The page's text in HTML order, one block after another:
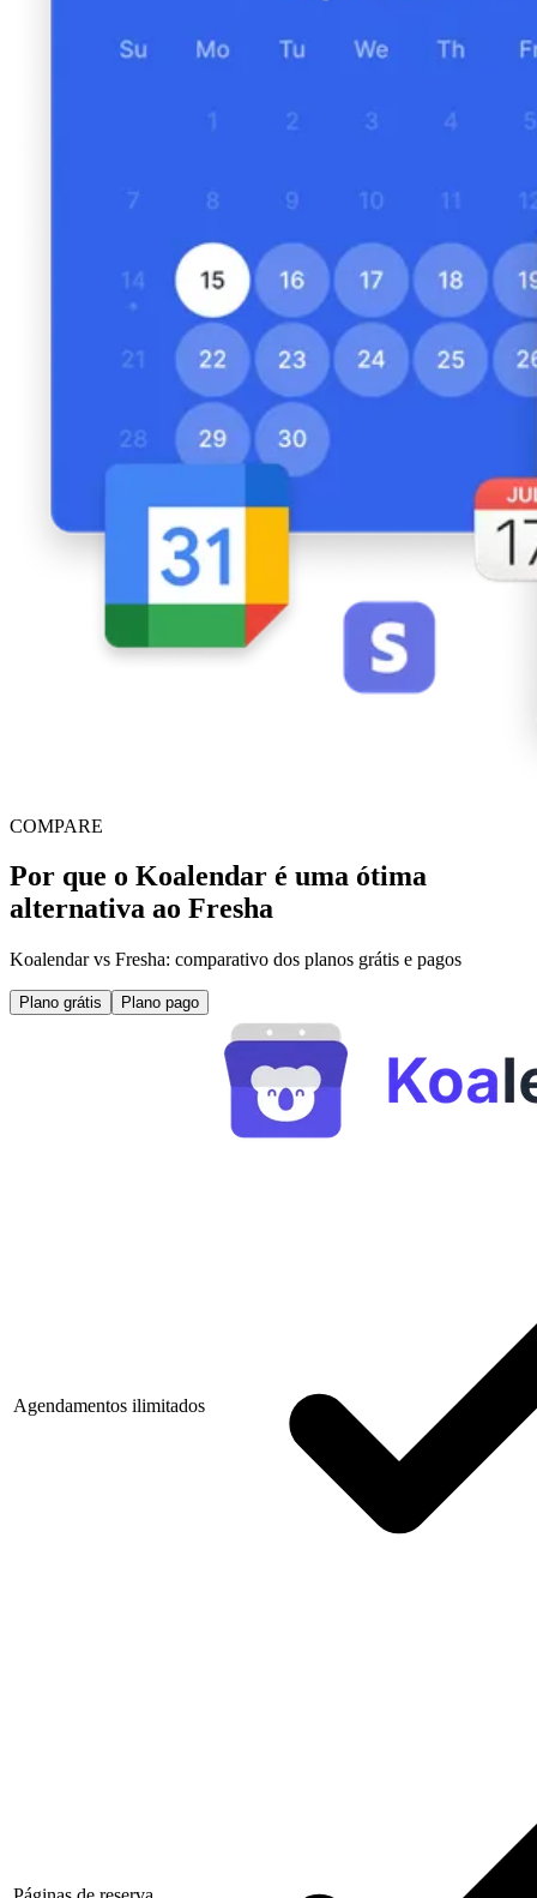
COMPARE
Por que o Koalendar é uma ótima
alternativa ao Fresha
Koalendar vs Fresha: comparativo dos planos grátis e pagos
Plano grátis Plano pago
Agendamentos ilimitados